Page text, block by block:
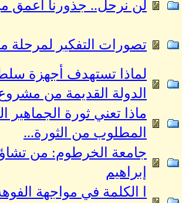
لن نرحل.. جذورنا أعمق
تصورات التفكير لمرحلة
لماذا تستهدف أجهزة
الدولة القديمة من
ماذا تعني ثورة الجماهير
المطلوب من الثورة...
جامعة الخرطوم: من
إبراهيم
ا الكلمة في مواجهة